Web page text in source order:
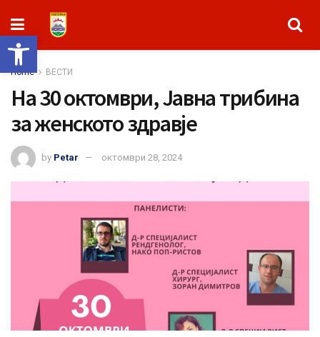
Open toolbar
Home ВЕСТИ
На 30 октомври, Јавна трибина
за женското здравје
by Petar октомври 28, 2024